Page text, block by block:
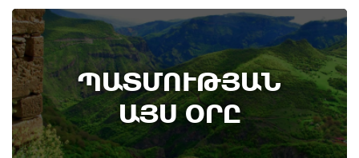
ՊԱՏՄՈՒԹՅԱՆ
ԱՅՍ ՕՐԸ
9th of August
Տեղի է ունեցել Գառնիի ճակատամարտը.
պատմության այս օրը (8 օգոստոս)